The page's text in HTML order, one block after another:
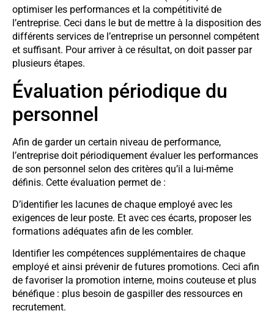
optimiser les performances et la compétitivité de
l’entreprise. Ceci dans le but de mettre à la disposition des
différents services de l’entreprise un personnel compétent
et suffisant. Pour arriver à ce résultat, on doit passer par
plusieurs étapes.
Évaluation périodique du
personnel
Afin de garder un certain niveau de performance,
l’entreprise doit périodiquement évaluer les performances
de son personnel selon des critères qu’il a lui-même
définis. Cette évaluation permet de :
D’identifier les lacunes de chaque employé avec les
exigences de leur poste. Et avec ces écarts, proposer les
formations adéquates afin de les combler.
Identifier les compétences supplémentaires de chaque
employé et ainsi prévenir de futures promotions. Ceci afin
de favoriser la promotion interne, moins couteuse et plus
bénéfique : plus besoin de gaspiller des ressources en
recrutement.